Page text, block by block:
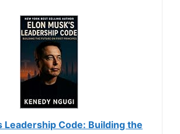
Leadership Code: Building the